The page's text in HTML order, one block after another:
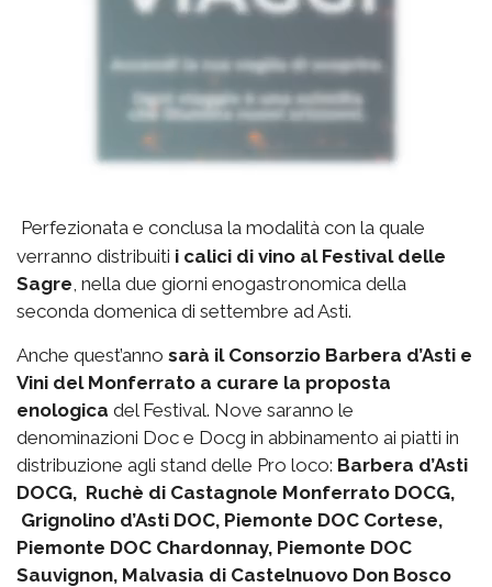
Perfezionata e conclusa la modalità con la quale
verranno distribuiti i calici di vino al Festival delle
Sagre , nella due giorni enogastronomica della
seconda domenica di settembre ad Asti.
Anche quest’anno sarà il Consorzio Barbera d’Asti e
Vini del Monferrato a curare la proposta
enologica del Festival. Nove saranno le
denominazioni Doc e Docg in abbinamento ai piatti in
distribuzione agli stand delle Pro loco: Barbera d’Asti
DOCG, Ruchè di Castagnole Monferrato DOCG,
Grignolino d’Asti DOC, Piemonte DOC Cortese,
Piemonte DOC Chardonnay, Piemonte DOC
Sauvignon, Malvasia di Castelnuovo Don Bosco